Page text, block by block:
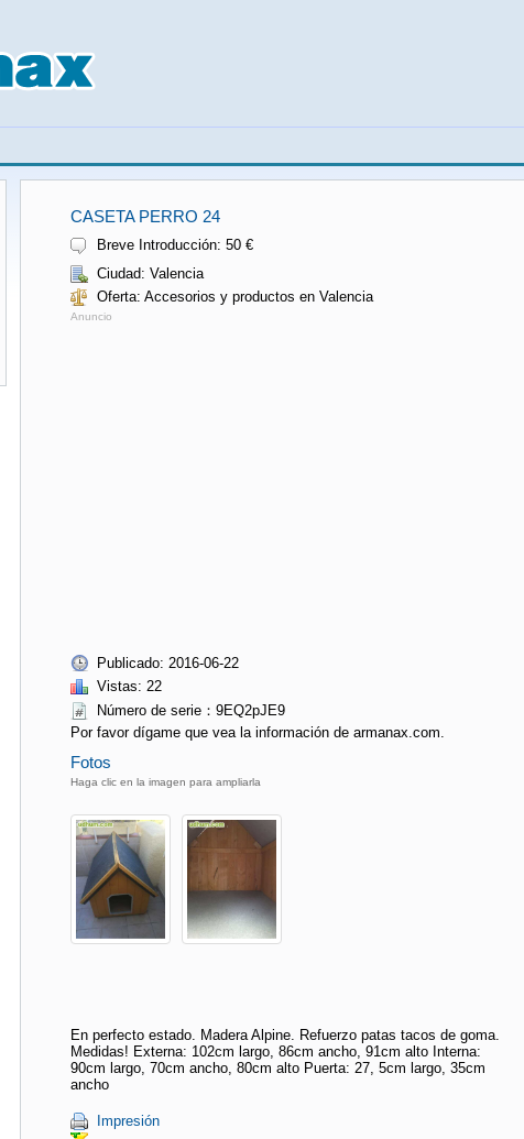
CASETA PERRO 24
Breve Introducción: 50 €
Ciudad: Valencia
Oferta: Accesorios y productos en Valencia
Anuncio
Publicado: 2016-06-22
Vistas: 22
Número de serie：9EQ2pJE9
Por favor dígame que vea la información de armanax.com.
Fotos
Haga clic en la imagen para ampliarla
En perfecto estado. Madera Alpine. Refuerzo patas tacos de goma.
Medidas! Externa: 102cm largo, 86cm ancho, 91cm alto Interna:
90cm largo, 70cm ancho, 80cm alto Puerta: 27, 5cm largo, 35cm
ancho
Impresión